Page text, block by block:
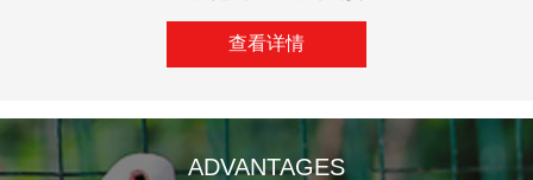
查看详情
ADVANTAGES